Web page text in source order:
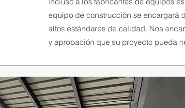
equipo de construcción se encargará
altos estándares de calidad. Nos
y aprobación que su proyecto pueda